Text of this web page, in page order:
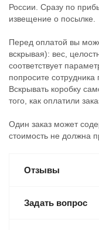
России. Сразу по
извещение о посылке.
Перед оплатой вы
вскрывая): вес,
соответствует
попросите сотрудника
Вскрывать коробку
того, как оплатили
Один заказ может
стоимость не должна
Отзывы
Задать вопрос